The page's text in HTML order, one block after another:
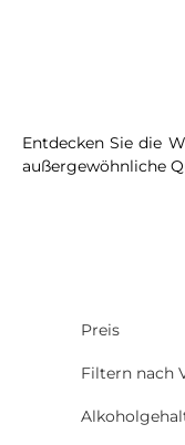
Entdecken Sie die
außergewöhnliche
Preis
Filtern nach